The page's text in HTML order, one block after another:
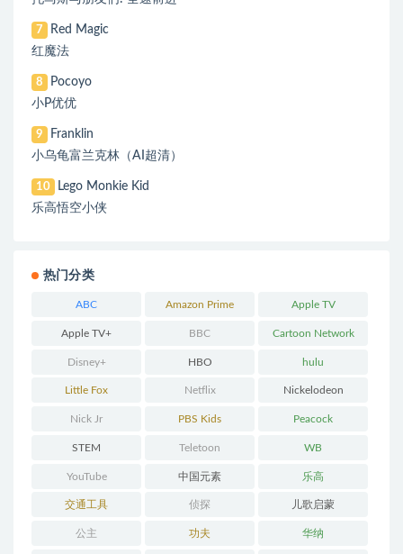
7
Red Magic
红魔法
8
Pocoyo
小P优优
9
Franklin
小乌龟富兰克林（AI超清）
10
Lego Monkie Kid
乐高悟空小侠
热门分类
ABC Amazon Prime Apple TV
Apple TV+ BBC Cartoon Network
Disney+ HBO hulu
Little Fox Netflix Nickelodeon
Nick Jr PBS Kids Peacock
STEM Teletoon WB
YouTube 中国元素 乐高
交通工具 侦探 儿歌启蒙
公主 功夫 华纳